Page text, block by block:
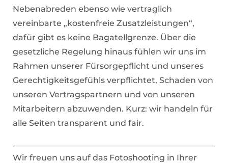
Nebenabreden ebenso wie vertraglich
vereinbarte „kostenfreie Zusatzleistungen“,
dafür gibt es keine Bagatellgrenze. Über die
gesetzliche Regelung hinaus fühlen wir uns im
Rahmen unserer Fürsorgepflicht und unseres
Gerechtigkeitsgefühls verpflichtet, Schaden von
unseren Vertragspartnern und von unseren
Mitarbeitern abzuwenden. Kurz: wir handeln für
alle Seiten transparent und fair.
Wir freuen uns auf das Fotoshooting in Ihrer